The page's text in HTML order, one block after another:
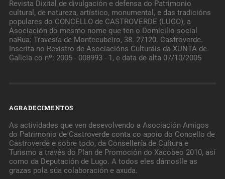
Revista Dixital de divulgación e defensa do Patrimonio
cultural, de natureza, artístico, monumental, e das tradicións
populares do CONCELLO de CASTROVERDE (LUGO), a
Asociación do mesmo nome que ten o Domicilio social
naRua: Travesía de Montecubeiro, 38. 27120. Castroverde.
Inscrita no Rexistro de Asociacións Culturáis da XUNTA de
Galicia co nº: 2005 - 008993 - 1, e data de alta 07/10/2005
AGRADECIMENTOS
As actividades que ven desevolvendo a Asociación Amigos
do Patrimonio de Castroverde conta co apoio do Concello de
Castroverde e sobre todo, da Consellería de Cultura e
Turismo a través do Plan de Promoción do Xacobeo 2010, así
como da Deputación de Lugo. A todos eles dámoslle as
grazas pola súa colaboración e axuda.